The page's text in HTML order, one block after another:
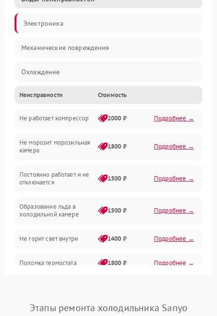
Электроника
Механические повреждения
Охлаждение
Механика
Электропитание
Дренаж
Неисправности Стоимость
Не работает компрессор 2000 ₽ Подробнее →
Не морозит морозильная
камера
1800 ₽ Подробнее →
Постоянно работает и не
отключается
1500 ₽ Подробнее →
Образование льда в
холодильной камере
1500 ₽ Подробнее →
Не горит свет внутри 1400 ₽ Подробнее →
Поломка термостата 1800 ₽ Подробнее →
Поломка системы No Frost 2600 ₽ Подробнее →
Этапы ремонта холодильника Sanyo